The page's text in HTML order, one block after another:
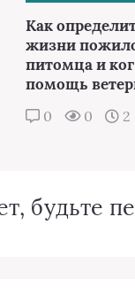
Как
жизни
питомца и
помощь
0 0 2
будьте